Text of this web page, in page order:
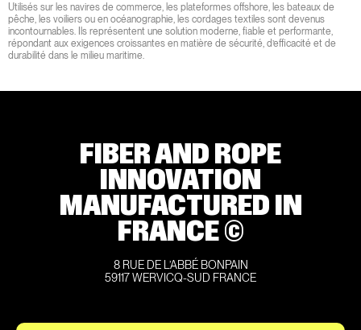
Utilisés sur les navires de commerce, les plateformes offshore, les bateaux de
pêche, les voiliers ou en océanographie, les cordages textiles sont devenus
incontournables. Ils représentent une solution moderne, fiable et performante,
répondant aux exigences croissantes en matière de sécurité, d’efficacité et de
durabilité dans le milieu maritime.
FIBER AND ROPE
INNOVATION
MANUFACTURED IN
FRANCE ©
8 RUE DE L’ABBÉ BONPAIN
59117 WERVICQ-SUD FRANCE